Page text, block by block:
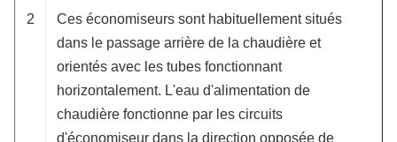
2
Ces économiseurs sont habituellement situés
dans le passage arrière de la chaudière et
orientés avec les tubes fonctionnant
horizontalement. L'eau d'alimentation de
chaudière fonctionne par les circuits
d'économiseur dans la direction opposée de